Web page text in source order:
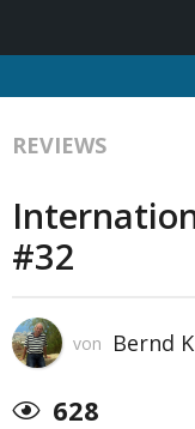
REVIEWS
#32
von Bernd
628